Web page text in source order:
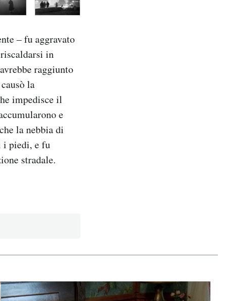
– fu aggravato
in
raggiunto
la
impedisce il
e
la nebbia di
i piedi, e fu
stradale.